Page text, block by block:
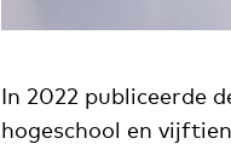
In 2022 publiceerde
hogeschool en